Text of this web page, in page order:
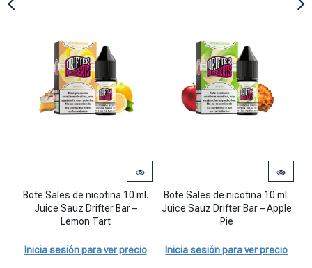
Bote Sales de nicotina 10 ml.
Juice Sauz Drifter Bar –
Lemon Tart
Inicia sesión para ver precio
Bote Sales de nicotina 10 ml.
Juice Sauz Drifter Bar – Apple
Pie
Inicia sesión para ver precio